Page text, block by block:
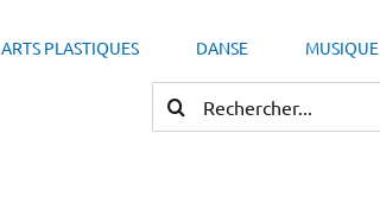
ARTS PLASTIQUES DANSE MUSIQUE
RECHERCHER: